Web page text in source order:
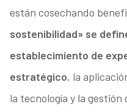
están cosechando
sostenibilidad» se
establecimiento de
estratégico, la
la tecnología y la